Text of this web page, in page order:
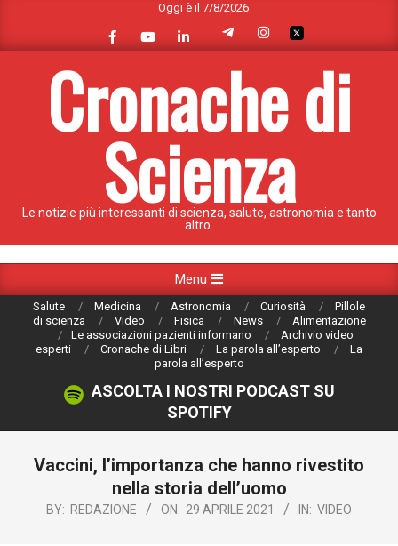
content
Oggi è il 7/8/2026
Cronache di
Scienza
Le notizie più interessanti di scienza, salute, astronomia e tanto
altro.
Navigation
Menu
Salute Medicina Astronomia Curiosità
Pillole
di scienza
Video Fisica News
Alimentazione
Le associazioni pazienti informano
Archivio video
esperti
Cronache di Libri La parola all’esperto
La
parola all’esperto
ASCOLTA I NOSTRI PODCAST SU
SPOTIFY
Vaccini, l’importanza che hanno rivestito
nella storia dell’uomo
BY: REDAZIONE ON: 29 APRILE 2021 IN: VIDEO